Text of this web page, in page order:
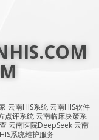
云南HIS系统 云南HIS软件
点评系统 云南临床决策系
云南医院DeepSeek 云南
系统维护服务